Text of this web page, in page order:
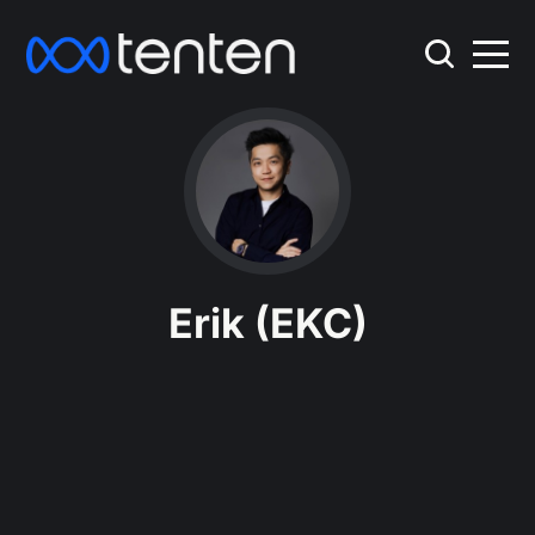
Erik (EKC)